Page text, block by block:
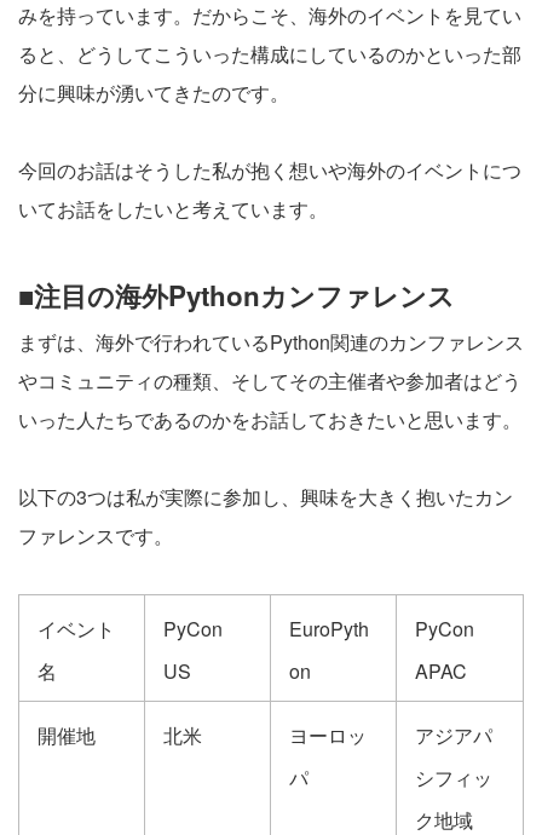
みを持っています。だからこそ、海外のイベントを見てい
ると、どうしてこういった構成にしているのかといった部
分に興味が湧いてきたのです。
今回のお話はそうした私が抱く想いや海外のイベントにつ
いてお話をしたいと考えています。
■注目の海外Pythonカンファレンス
まずは、海外で行われているPython関連のカンファレンス
やコミュニティの種類、そしてその主催者や参加者はどう
いった人たちであるのかをお話しておきたいと思います。
以下の3つは私が実際に参加し、興味を大きく抱いたカン
ファレンスです。
イベント
名
PyCon
US
EuroPyth
on
PyCon
APAC
開催地 北米
ヨーロッ
パ
アジアパ
シフィッ
ク地域